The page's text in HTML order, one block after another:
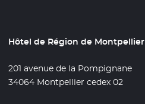
Hôtel de Région de Montpellier
201 avenue de la Pompignane
34064 Montpellier cedex 02